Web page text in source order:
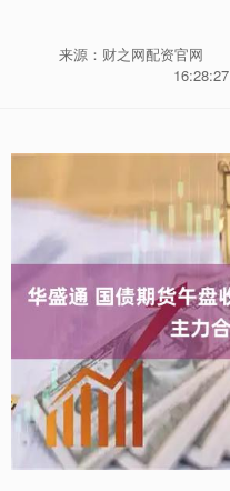
来源：财之网配资官网
16:28:27